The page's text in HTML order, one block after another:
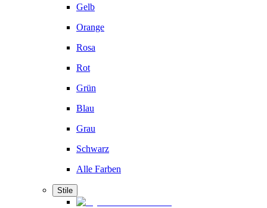
Gelb
Orange
Rosa
Rot
Grün
Blau
Grau
Schwarz
Alle Farben
Stile